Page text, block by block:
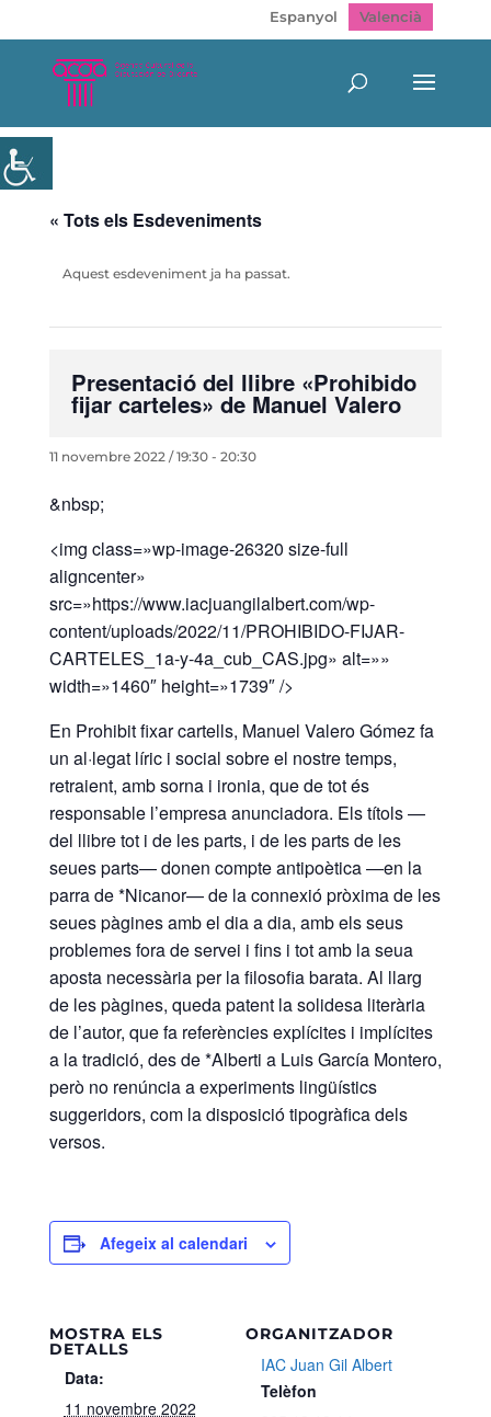
Espanyol Valencià
« Tots els Esdeveniments
Aquest esdeveniment ja ha passat.
Presentació del llibre «Prohibido
fijar carteles» de Manuel Valero
11 novembre 2022 / 19:30- 20:30
&nbsp;
<img class=»wp-image-26320 size-full
aligncenter»
src=»https://www.iacjuangilalbert.com/wp-
content/uploads/2022/11/PROHIBIDO-FIJAR-
CARTELES_1a-y-4a_cub_CAS.jpg» alt=»»
width=»1460″ height=»1739″ />
En Prohibit fixar cartells, Manuel Valero Gómez fa
un al·legat líric i social sobre el nostre temps,
retraient, amb sorna i ironia, que de tot és
responsable l’empresa anunciadora. Els títols —
del llibre tot i de les parts, i de les parts de les
seues parts— donen compte antipoètica —en la
parra de *Nicanor— de la connexió pròxima de les
seues pàgines amb el dia a dia, amb els seus
problemes fora de servei i fins i tot amb la seua
aposta necessària per la filosofia barata. Al llarg
de les pàgines, queda patent la solidesa literària
de l’autor, que fa referències explícites i implícites
a la tradició, des de *Alberti a Luis García Montero,
però no renúncia a experiments lingüístics
suggeridors, com la disposició tipogràfica dels
versos.
Afegeix al calendari
MOSTRA ELS
DETALLS
Data:
11 novembre 2022
ORGANITZADOR
IAC Juan Gil Albert
Telèfon